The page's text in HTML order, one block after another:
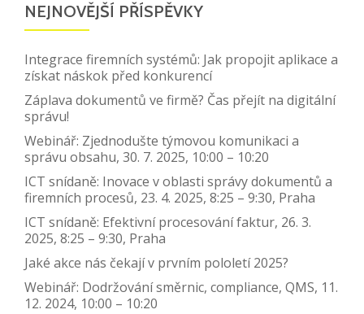
NEJNOVĚJŠÍ PŘÍSPĚVKY
Integrace firemních systémů: Jak propojit aplikace a
získat náskok před konkurencí
Záplava dokumentů ve firmě? Čas přejít na digitální
správu!
Webinář: Zjednodušte týmovou komunikaci a
správu obsahu, 30. 7. 2025, 10:00 – 10:20
ICT snídaně: Inovace v oblasti správy dokumentů a
firemních procesů, 23. 4. 2025, 8:25 – 9:30, Praha
ICT snídaně: Efektivní procesování faktur, 26. 3.
2025, 8:25 – 9:30, Praha
Jaké akce nás čekají v prvním pololetí 2025?
Webinář: Dodržování směrnic, compliance, QMS, 11.
12. 2024, 10:00 – 10:20